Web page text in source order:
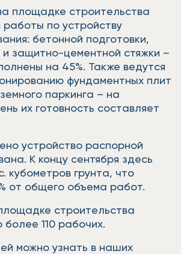
площадке строительства
по устройству
бетонной подготовки,
и защитно-цементной стяжки –
на 45%. Также ведутся
фундаментных плит
паркинга – на
их готовность составляет
устройство распорной
К концу сентября здесь
кубометров грунта, что
от общего объема работ.
строительства
110 рабочих.
можно узнать в наших